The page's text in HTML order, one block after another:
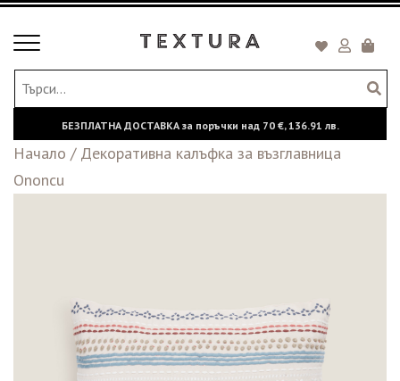
Toggle
БЕЗПЛАТНА ДОСТАВКА за поръчки над 70 €,136.91 лв.
Начало / Декоративна калъфка за възглавница
Ononcu